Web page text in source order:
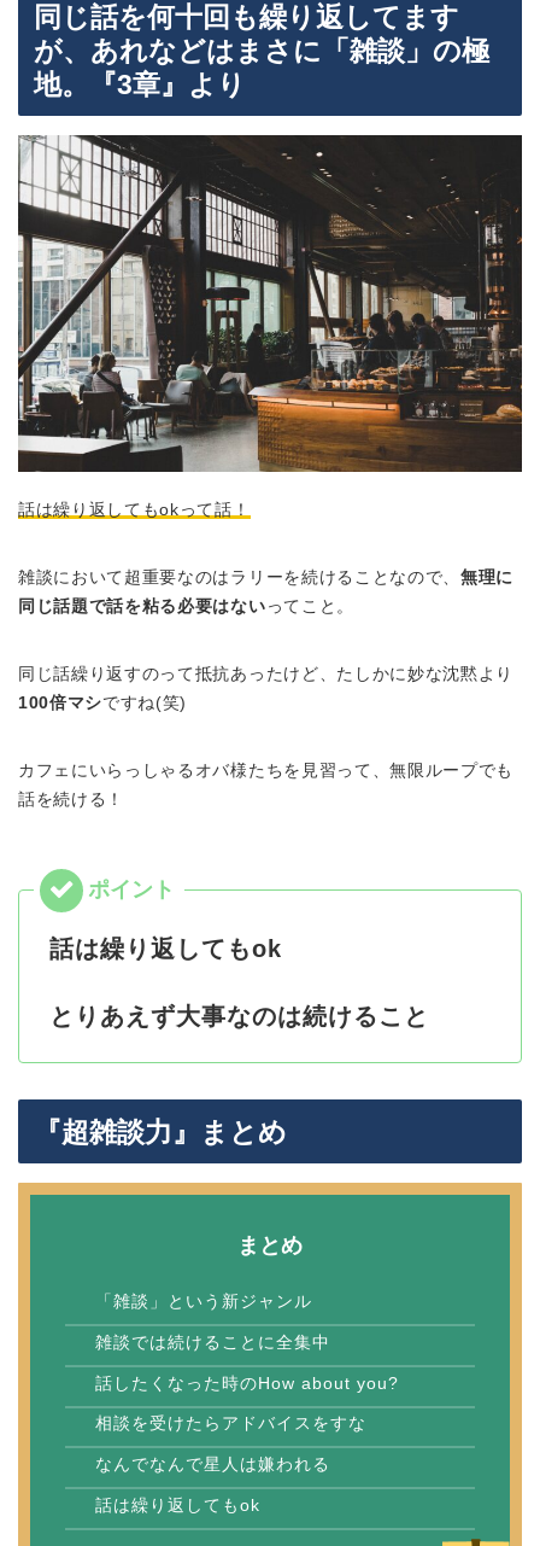
同じ話を何十回も繰り返してます
が、あれなどはまさに「雑談」の極
地。『3章』より
話は繰り返してもokって話！
雑談において超重要なのはラリーを続けることなので、 無理に
同じ話題で話を粘る必要はない ってこと。
同じ話繰り返すのって抵抗あったけど、たしかに妙な沈黙より
100倍マシですね(笑)
カフェにいらっしゃるオバ様たちを見習って、無限ループでも
話を続ける！
話は繰り返してもok
とりあえず大事なのは続けること
『超雑談力』まとめ
まとめ
「雑談」という新ジャンル
雑談では続けることに全集中
話したくなった時のHow about you?
相談を受けたらアドバイスをすな
なんでなんで星人は嫌われる
話は繰り返してもok